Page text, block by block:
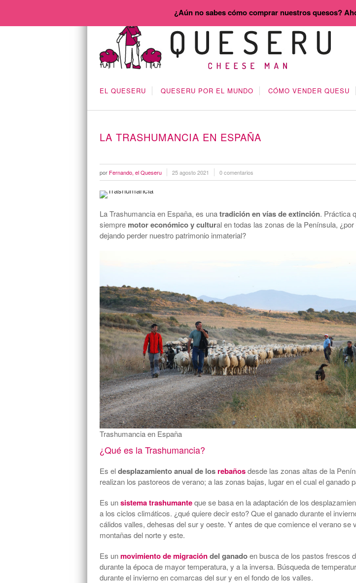
EL QUESERU QUESERU POR EL MUNDO CÓMO VENDER QUESU
LA TRASHUMANCIA EN ESPAÑA
por Fernando, el Queseru 25 agosto 2021 0 comentarios
La Trashumancia en España, es unatradición en vías de extinción. Práctica
siempre motor económico y cultural en todas las zonas de la Península,
dejando perder nuestro patrimonio inmaterial?
Trashumancia en España
¿Qué es la Trashumancia?
Es eldesplazamiento anual de los rebañosdesde las zonas altas de la
realizan los pastoreos de verano; a las zonas bajas, lugar en el cual el ganado
Es unsistema trashumanteque se basa en la adaptación de los
a los ciclos climáticos. ¿qué quiere decir esto? Que el ganado durante el
cálidos valles, dehesas del sur y oeste. Y antes de que comience el verano se
montañas del norte y este.
Es unmovimiento de migracióndel ganadoen busca de los pastos frescos
durante la época de mayor temperatura, y a la inversa. Búsqueda de
durante el invierno en comarcas del sur y en el fondo de los valles.
¿Aún no sabes cómo comprar nuestros quesos?